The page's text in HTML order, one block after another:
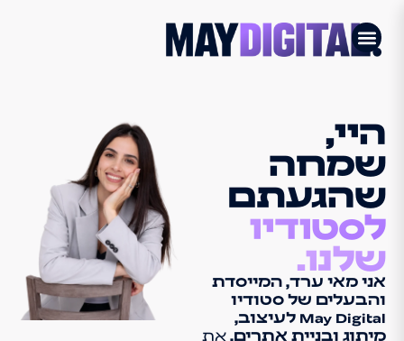
היי,
שמחה
שהגעתם
לסטודיו
שלנו.
אני מאי ערד, המייסדת
והבעלים של סטודיו
May Digital לעיצוב,
מיתוג ובניית אתרים.את